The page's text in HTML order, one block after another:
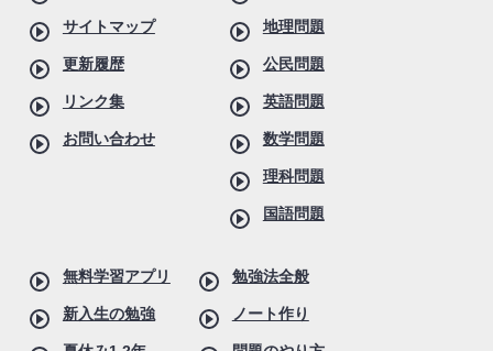
サイトマップ
更新履歴
リンク集
お問い合わせ
地理問題
公民問題
英語問題
数学問題
理科問題
国語問題
無料学習アプリ
新入生の勉強
勉強法全般
ノート作り